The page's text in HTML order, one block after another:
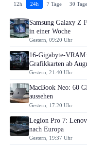
12h 24h 7 Tage 30 Tage
Samsung Galaxy Z
in einer Woche
Gestern, 09:20 Uhr
16-Gigabyte-
Grafikkarten ab
Gestern, 21:40 Uhr
MacBook Neo: 60
aussehen
Gestern, 17:20 Uhr
Legion Pro 7:
nach Europa
Gestern, 19:37 Uhr